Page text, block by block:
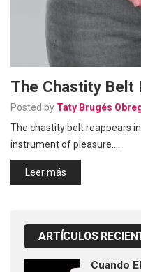
The Chastity Belt
Posted by Taty Brugés
The chastity belt reappears
instrument of pleasure.…
Leer más
ARTÍCULOS
Cuando